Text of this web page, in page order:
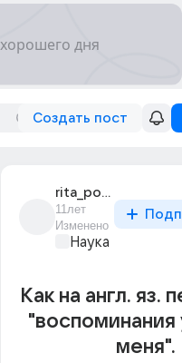
Создать пост
rita_popova_156
11лет
Изменено
Наука
Как на англ. яз.
меня".